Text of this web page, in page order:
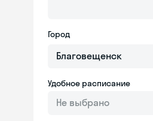
Город
Удобное расписание
Не выбрано